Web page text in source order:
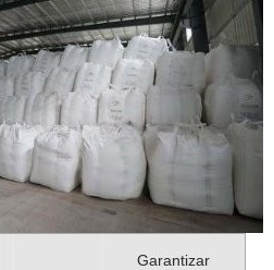
Garantizar